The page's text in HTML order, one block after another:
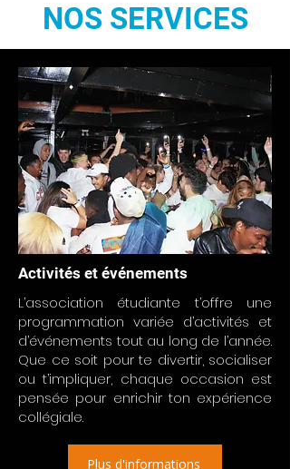
NOS SERVICES
Activités et événements
L’association étudiante t’offre une
programmation variée d’activités et
d’événements tout au long de l’année.
Que ce soit pour te divertir, socialiser
ou t’impliquer, chaque occasion est
pensée pour enrichir ton expérience
collégiale.
Plus d'informations